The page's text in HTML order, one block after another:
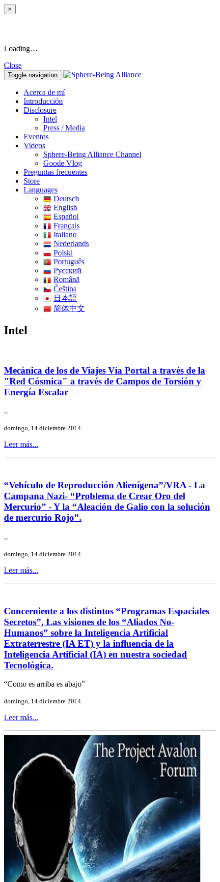
×
Loading…
Close
Toggle navigation
Acerca de mí
Introducción
Disclosure
Intel
Press / Media
Eventos
Videos
Sphere-Being Alliance Channel
Goode Vlog
Preguntas frecuentes
Store
Languages
Deutsch
English
Español
Français
Italiano
Nederlands
Polski
Português
Pусский
Română
Čeština
日本語
简体中文
Intel
Mecánica de los de Viajes Vía Portal a través de la
"Red Cósmica" a través de Campos de Torsión y
Energía Escalar
..
domingo, 14 diciembre 2014
Leer más...
“Vehículo de Reproducción Alienígena”/VRA - La
Campana Nazi- “Problema de Crear Oro del
Mercurio” - Y la “Aleación de Galio con la solución
de mercurio Rojo”.
..
domingo, 14 diciembre 2014
Leer más...
Concerniente a los distintos “Programas Espaciales
Secretos”, Las visiones de los “Aliados No-
Humanos” sobre la Inteligencia Artificial
Extraterrestre (IA ET) y la influencia de la
Inteligencia Artificial (IA) en nuestra sociedad
Tecnológica.
“Como es arriba es abajo”
domingo, 14 diciembre 2014
Leer más...